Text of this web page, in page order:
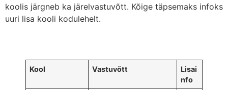
koolis järgneb ka järelvastuvõtt. Kõige täpsemaks infoks
uuri lisa kooli kodulehelt.
Kool Vastuvõtt
Lisai
nfo